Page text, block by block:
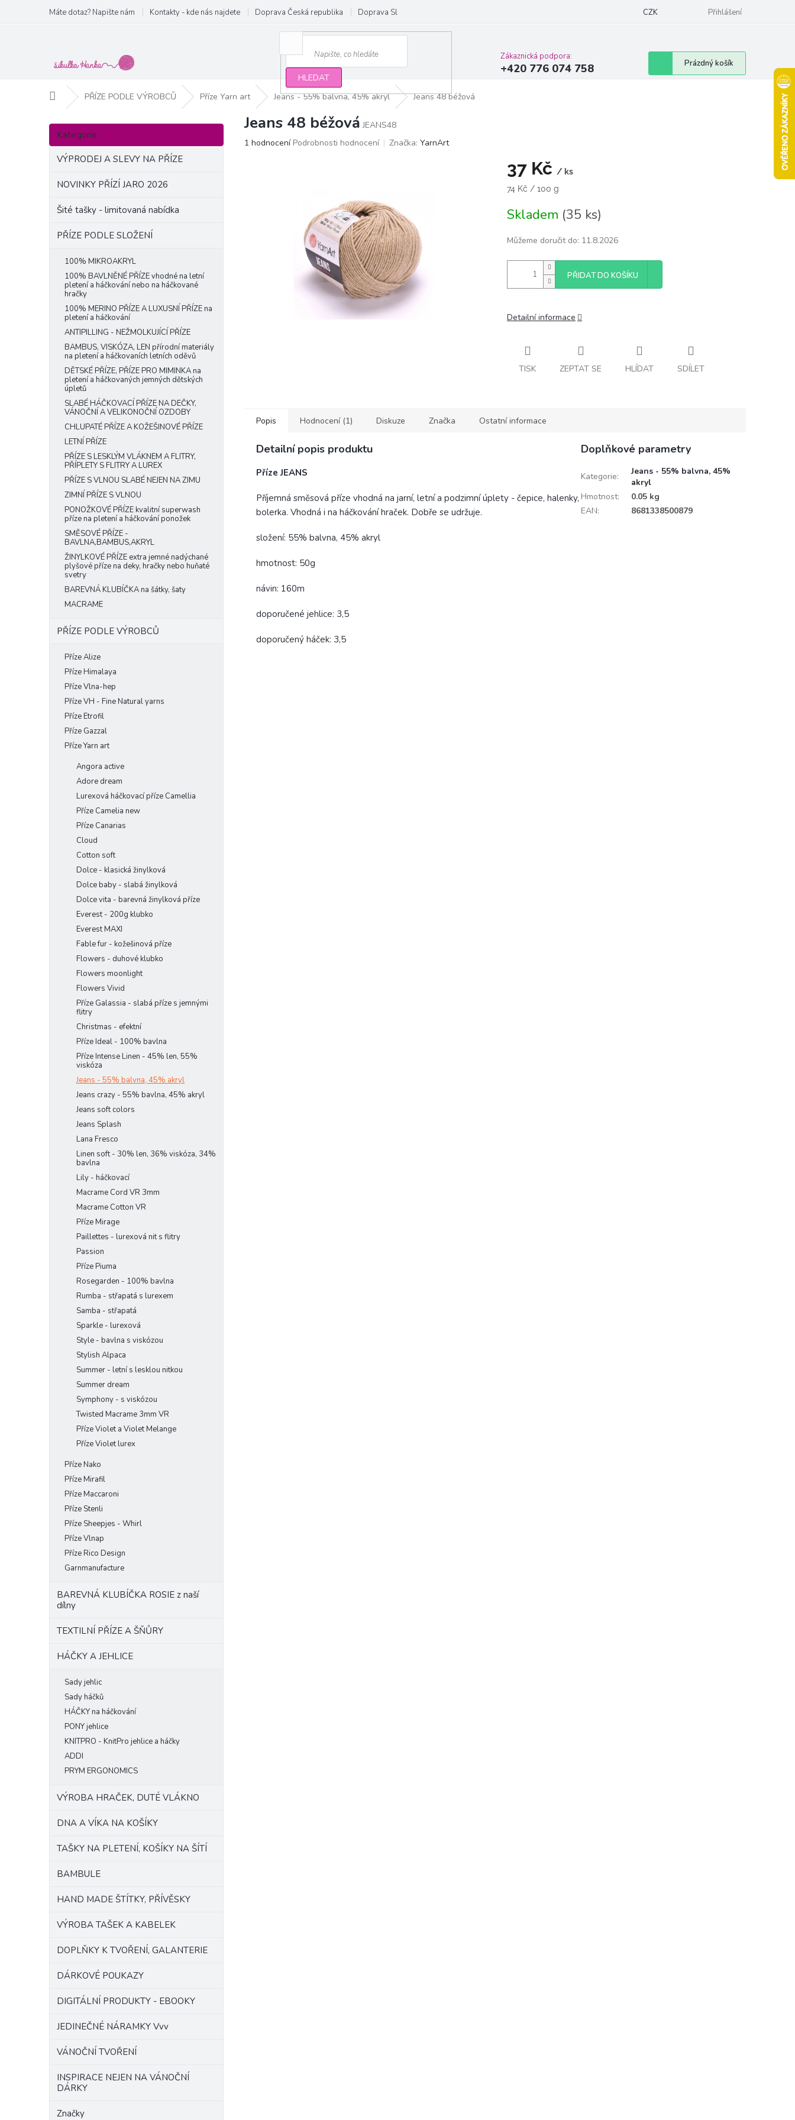
obsah
Máte dotaz? Napište nám Kontakty - kde nás najdete Doprava Česká republika Doprava Slovensko a EU Podmínky ochrany osobních údajů Moje objednávka
CZK Přihlášení
HLEDAT
Zákaznická podpora:
+420 776 074 758
Nákupní
košík
Prázdný košík
Domů PŘÍZE PODLE VÝROBCŮ Příze Yarn art Jeans - 55% balvna, 45% akryl Jeans 48 béžová
P
s
Přeskočit
kategorie
Kategorie
VÝPRODEJ A SLEVY NA PŘÍZE
NOVINKY PŘÍZÍ JARO 2026
Šité tašky - limitovaná nabídka
PŘÍZE PODLE SLOŽENÍ
100% MIKROAKRYL
100% BAVLNĚNÉ PŘÍZE vhodné na letní
pletení a háčkování nebo na háčkované
hračky
100% MERINO PŘÍZE A LUXUSNÍ PŘÍZE na
pletení a háčkování
ANTIPILLING - NEŽMOLKUJÍCÍ PŘÍZE
BAMBUS, VISKÓZA, LEN přírodní materiály
na pletení a háčkovaních letních oděvů
DĚTSKÉ PŘÍZE, PŘÍZE PRO MIMINKA na
pletení a háčkovaných jemných dětských
úpletů
SLABÉ HÁČKOVACÍ PŘÍZE NA DEČKY,
VÁNOČNÍ A VELIKONOČNÍ OZDOBY
CHLUPATÉ PŘÍZE A KOŽEŠINOVÉ PŘÍZE
LETNÍ PŘÍZE
PŘÍZE S LESKLÝM VLÁKNEM A FLITRY,
PŘÍPLETY S FLITRY A LUREX
PŘÍZE S VLNOU SLABÉ NEJEN NA ZIMU
ZIMNÍ PŘÍZE S VLNOU
PONOŽKOVÉ PŘÍZE kvalitní superwash
příze na pletení a háčkování ponožek
SMĚSOVÉ PŘÍZE -
BAVLNA,BAMBUS,AKRYL
ŽINYLKOVÉ PŘÍZE extra jemné nadýchané
plyšové příze na deky, hračky nebo huňaté
svetry
BAREVNÁ KLUBÍČKA na šátky, šaty
MACRAME
PŘÍZE PODLE VÝROBCŮ
Příze Alize
Příze Himalaya
Příze Vlna-hep
Příze VH - Fine Natural yarns
Příze Etrofil
Příze Gazzal
Příze Yarn art
Angora active
Adore dream
Lurexová háčkovací příze Camellia
Příze Camelia new
Příze Canarias
Cloud
Cotton soft
Dolce - klasická žinylková
Dolce baby - slabá žinylková
Dolce vita - barevná žinylková příze
Everest - 200g klubko
Everest MAXI
Fable fur - kožešinová příze
Flowers - duhové klubko
Flowers moonlight
Flowers Vivid
Příze Galassia - slabá příze s jemnými
flitry
Christmas - efektní
Příze Ideal - 100% bavlna
Příze Intense Linen - 45% len, 55%
viskóza
Jeans - 55% balvna, 45% akryl
Jeans crazy - 55% bavlna, 45% akryl
Jeans soft colors
Jeans Splash
Lana Fresco
Linen soft - 30% len, 36% viskóza, 34%
bavlna
Lily - háčkovací
Macrame Cord VR 3mm
Macrame Cotton VR
Příze Mirage
Paillettes - lurexová nit s flitry
Passion
Příze Piuma
Rosegarden - 100% bavlna
Rumba - střapatá s lurexem
Samba - střapatá
Sparkle - lurexová
Style - bavlna s viskózou
Stylish Alpaca
Summer - letní s lesklou nitkou
Summer dream
Symphony - s viskózou
Twisted Macrame 3mm VR
Příze Violet a Violet Melange
Příze Violet lurex
Příze Nako
Příze Mirafil
Příze Maccaroni
Příze Stenli
Příze Sheepjes - Whirl
Příze Vlnap
Příze Rico Design
Garnmanufacture
BAREVNÁ KLUBÍČKA ROSIE z naší
dílny
TEXTILNÍ PŘÍZE A ŠŇŮRY
HÁČKY A JEHLICE
Sady jehlic
Sady háčků
HÁČKY na háčkování
PONY jehlice
KNITPRO - KnitPro jehlice a háčky
ADDI
PRYM ERGONOMICS
VÝROBA HRAČEK, DUTÉ VLÁKNO
DNA A VÍKA NA KOŠÍKY
TAŠKY NA PLETENÍ, KOŠÍKY NA ŠÍTÍ
BAMBULE
HAND MADE ŠTÍTKY, PŘÍVĚSKY
VÝROBA TAŠEK A KABELEK
DOPLŇKY K TVOŘENÍ, GALANTERIE
DÁRKOVÉ POUKAZY
DIGITÁLNÍ PRODUKTY - EBOOKY
JEDINEČNÉ NÁRAMKY Vvv
VÁNOČNÍ TVOŘENÍ
INSPIRACE NEJEN NA VÁNOČNÍ
DÁRKY
Značky
Jeans 48 béžová JEANS48
Průměrné
1 hodnocení Podrobnosti hodnocení Značka: YarnArt
37 Kč / ks
Měrná
74 Kč / 100 g
Skladem (35 ks)
Můžeme doručit do: 11.8.2026
PŘIDAT DO KOŠÍKU
Detailní informace
TISK ZEPTAT SE HLÍDAT SDÍLET
Popis Hodnocení (1) Diskuze Značka Ostatní informace
Detailní popis produktu
Příze JEANS
Příjemná směsová příze vhodná na jarní, letní a podzimní úplety - čepice, halenky,
bolerka. Vhodná i na háčkování hraček. Dobře se udržuje.
složení: 55% balvna, 45% akryl
hmotnost: 50g
návin: 160m
doporučené jehlice: 3,5
doporučený háček: 3,5
Doplňkové parametry
Kategorie:
Jeans - 55% balvna, 45%
akryl
Hmotnost:
0.05 kg
EAN: 8681338500879